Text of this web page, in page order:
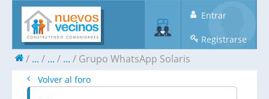
Entrar
Registrarse
... ... ... Grupo WhatsApp Solaris
Volver al foro